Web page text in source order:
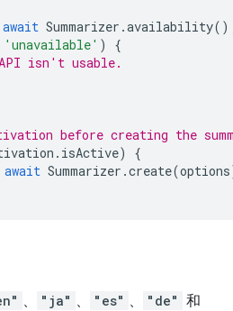
await Summarizer .availability
'unavailable' )
{
isn't usable.
before creating the
. isActive)
{
await Summarizer .create(options
、 "ja" 、 "es" 、 "de" 和